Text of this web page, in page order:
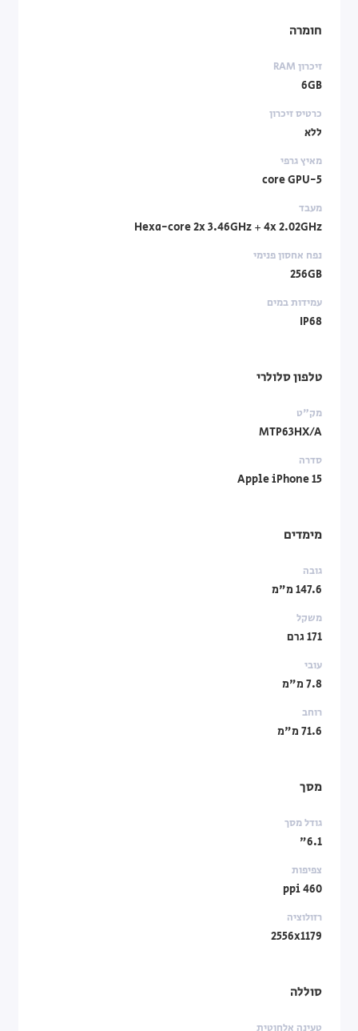
חומרה
זיכרון RAM
6GB
כרטיס זיכרון
ללא
מאיץ גרפי
5-core GPU
מעבד
Hexa-core 2x 3.46GHz + 4x 2.02GHz
נפח אחסון פנימי
256GB
עמידות במים
IP68
טלפון סלולרי
מק"ט
MTP63HX/A
סדרה
Apple iPhone 15
מימדים
גובה
147.6 מ"מ
משקל
171 גרם
עובי
7.8 מ"מ
רוחב
71.6 מ"מ
מסך
גודל מסך
6.1"
צפיפות
460 ppi
רזולוציה
2556x1179
סוללה
טעינה אלחוטית